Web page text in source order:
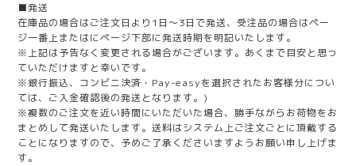
■発送
在庫品の場合はご注文日より1日～3日で発送、受注品の場合はペー
ジ一番上またはにページ下部に発送時期を明記いたします。
※上記は予告なく変更される場合がございます。あくまで目安と思っ
ていただけますと幸いです。
※銀行振込、コンビニ決済・Pay-easyを選択されたお客様分につい
ては、ご入金確認後の発送となります。)
※複数のご注文を近い時間にいただいた場合、勝手ながらお荷物をお
まとめして発送いたします。送料はシステム上ご注文ごとに頂戴する
ことになりますので、予めご了承くださいますようお願い申し上げま
す。